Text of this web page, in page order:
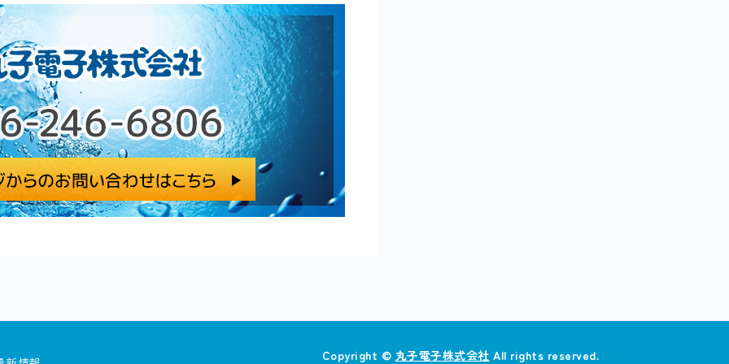
Copyright © 丸子電子株式会社 All rights reserved.